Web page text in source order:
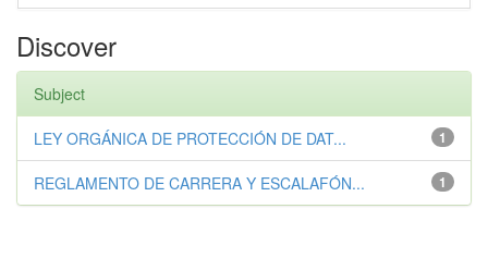
Discover
Subject
1
LEY ORGÁNICA DE PROTECCIÓN DE DAT...
1
REGLAMENTO DE CARRERA Y ESCALAFÓN...